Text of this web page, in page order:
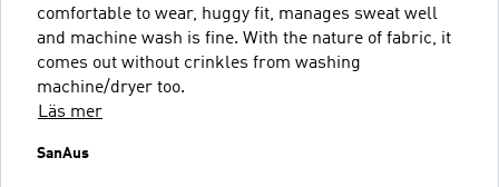
comfortable to wear, huggy fit, manages sweat well
and machine wash is fine. With the nature of fabric, it
comes out without crinkles from washing
machine/dryer too.
Läs mer
SanAus